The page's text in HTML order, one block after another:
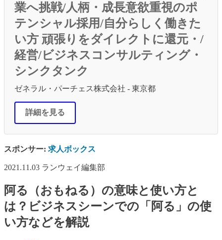
業へ挑戦/人柄・成長意欲重視のポ
テンシャル採用/自分らしく働きた
い方 頑張りをダイレクトに還元・/
経営/ビジネスコンサルティング・
シンクタンク
ゼネラル・パーチェス株式会社 - 東京都
詳細を見る
スポンサー: 求人ボックス
2021.11.03 ランウェイ編集部
阿る（おもねる）の意味と使い方と
は？ビジネスシーンでの「阿る」の使
い方などを解説